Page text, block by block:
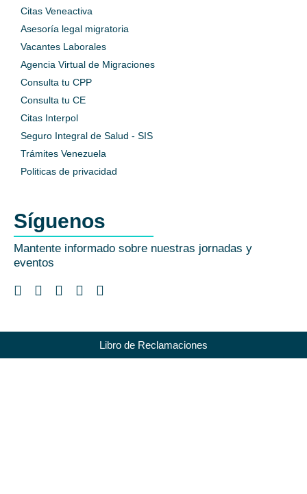
Citas Veneactiva
Asesoría legal migratoria
Vacantes Laborales
Agencia Virtual de Migraciones
Consulta tu CPP
Consulta tu CE
Citas Interpol
Seguro Integral de Salud - SIS
Trámites Venezuela
Politicas de privacidad
Síguenos
Mantente informado sobre nuestras jornadas y
eventos
Libro de Reclamaciones